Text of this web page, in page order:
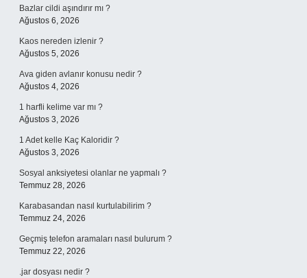
Bazlar cildi aşındırır mı ?
Ağustos 6, 2026
Kaos nereden izlenir ?
Ağustos 5, 2026
Ava giden avlanır konusu nedir ?
Ağustos 4, 2026
1 harfli kelime var mı ?
Ağustos 3, 2026
1 Adet kelle Kaç Kaloridir ?
Ağustos 3, 2026
Sosyal anksiyetesi olanlar ne yapmalı ?
Temmuz 28, 2026
Karabasandan nasıl kurtulabilirim ?
Temmuz 24, 2026
Geçmiş telefon aramaları nasıl bulurum ?
Temmuz 22, 2026
.jar dosyası nedir ?